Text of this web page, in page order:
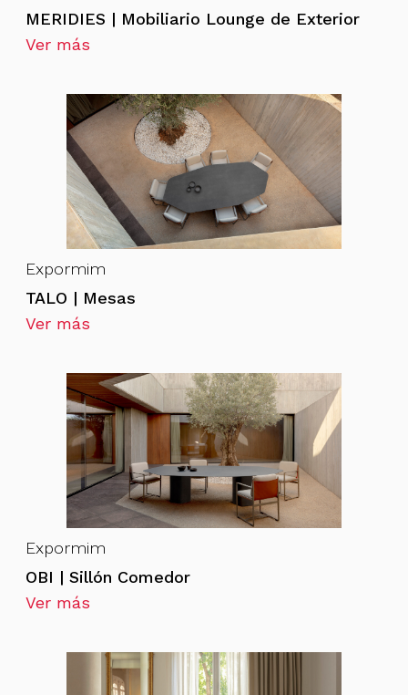
MERIDIES | Mobiliario Lounge de Exterior
Ver más
Expormim
TALO | Mesas
Ver más
Expormim
OBI | Sillón Comedor
Ver más